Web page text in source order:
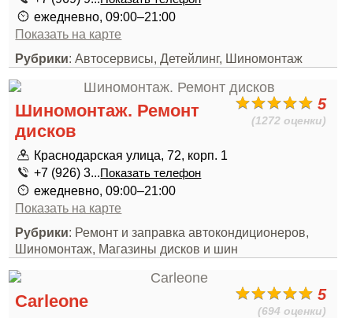
ежедневно, 09:00–21:00
Показать на карте
Рубрики: Автосервисы, Детейлинг, Шиномонтаж
5
(1272 оценки)
Шиномонтаж. Ремонт
дисков
Краснодарская улица, 72, корп. 1
+7 (926) 3...Показать телефон
ежедневно, 09:00–21:00
Показать на карте
Рубрики: Ремонт и заправка автокондиционеров,
Шиномонтаж, Магазины дисков и шин
5
(694 оценки)
Carleone